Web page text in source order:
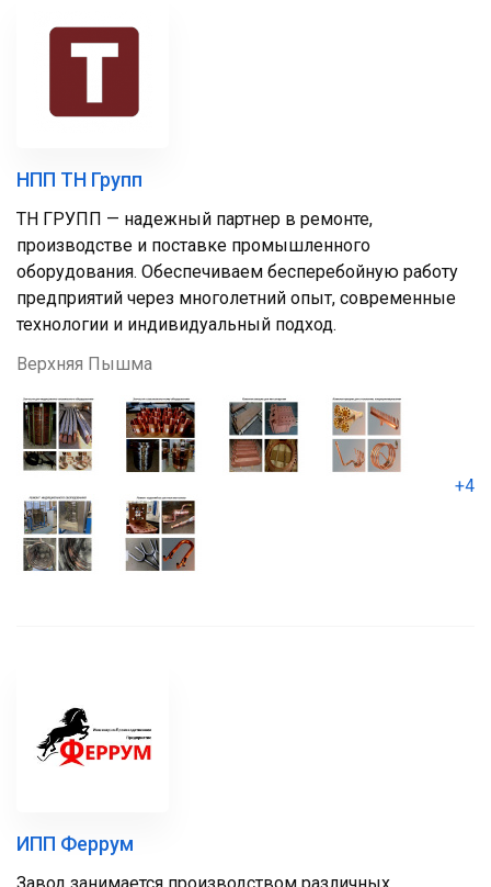
НПП ТН Групп
ТН ГРУПП — надежный партнер в ремонте,
производстве и поставке промышленного
оборудования. Обеспечиваем бесперебойную работу
предприятий через многолетний опыт, современные
технологии и индивидуальный подход.
Верхняя Пышма
+4
ИПП Феррум